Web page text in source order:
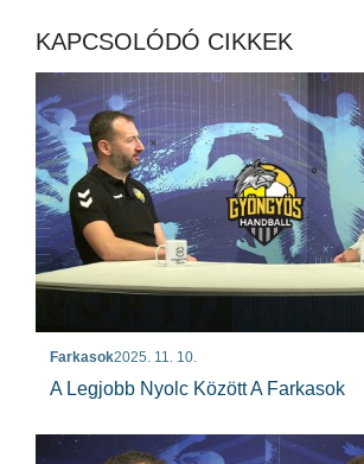
KAPCSOLÓDÓ CIKKEK
Farkasok2025. 11. 10.
A Legjobb Nyolc Között A Farkasok